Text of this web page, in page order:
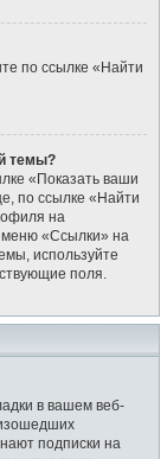
по ссылке «Найти
темы?
«Показать ваши
по ссылке «Найти
на
«Ссылки» на
используйте
поля.
в вашем веб-
подписки на